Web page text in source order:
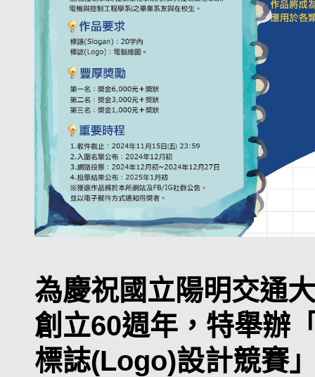
為慶祝國立陽明交通
創立60週年，特舉辦
標誌(Logo)設計競賽